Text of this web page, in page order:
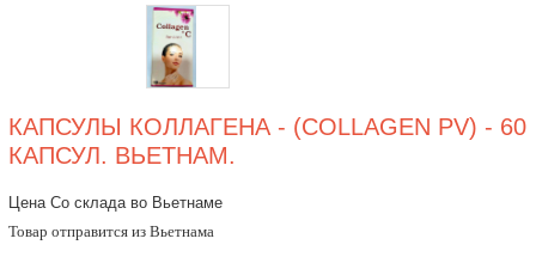
КАПСУЛЫ КОЛЛАГЕНА - (COLLAGEN PV) - 60
КАПСУЛ. ВЬЕТНАМ.
Цена Со склада во Вьетнаме
Товар отправится из Вьетнама